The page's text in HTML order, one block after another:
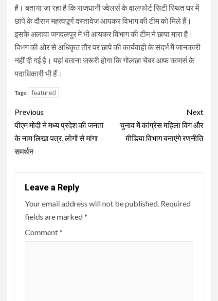
है। बताया जा रहा है कि राजधानी ज्वेलर्स के वालफोर्ट सिटी स्थित घर में
छापे के दौरान महत्वपूर्ण दस्तावेज आयकर विभाग की टीम को मिले हैं।
इसके अलावा जगदलपुर में भी आयकर विभाग की टीम ने छापा मारा है।
विभग की ओर से अधिकृत तौर पर छापे की कार्यवाही के संदर्भ में जानकारी
नहीं दी गई है। यहां बताना जरूरी होगा कि गोलछा चेंबर आफ कामर्स के
पदाधिकारी भी हैं।
Tags: featured
Continue
Reading
Previous
पीएम मोदी ने मध्य प्रदेश की जनता
के नाम लिखा पत्र, लोगों से मांगा
समर्थन
Next
चुनाव में कांग्रेस महिला विंग और
मीडिया विभाग बनाएंगे रणनीति
Leave a Reply
Your email address will not be published. Required
fields are marked*
Comment*